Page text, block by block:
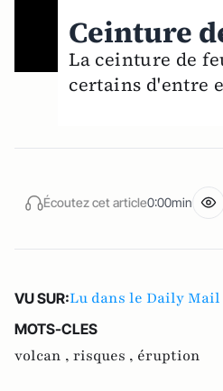
Ceinture
La ceinture de
certains d'entre
Écoutez cet article0:00min
VU SUR:Lu dans le Daily Mail
MOTS-CLES
volcan , risques , éruption